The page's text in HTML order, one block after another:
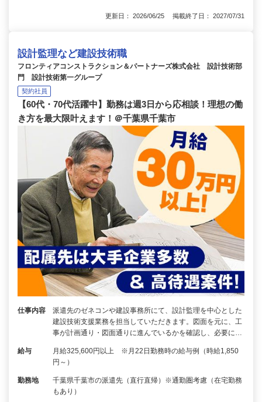
更新日： 2026/06/25 掲載終了日： 2027/07/31
設計監理など建設技術職
フロンティアコンストラクション＆パートナーズ株式会社 設計技術部
門 設計技術第一グループ
契約社員
【60代・70代活躍中】勤務は週3日から応相談！理想の働
き方を最大限叶えます！＠千葉県千葉市
仕事内容
派遣先のゼネコンや建設事務所にて、設計監理を中心とした
建設技術支援業務を担当していただきます。図面を元に、工
事が計画通り・図面通りに進んでいるかを確認し、必要に…
給与
月給325,600円以上 ※月22日勤務時の給与例（時給1,850
円～）
勤務地
千葉県千葉市の派遣先（直行直帰）※通勤圏考慮（在宅勤務
もあり）